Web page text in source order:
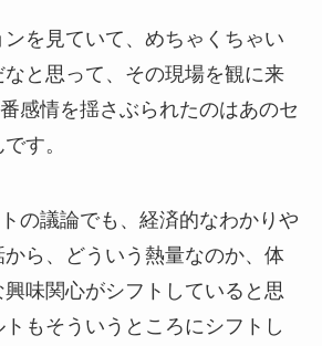
ンを見ていて、めちゃくちゃい
と思って、その現場を観に来
感情を揺さぶられたのはあのセ
す。
の議論でも、経済的なわかりや
ら、どういう熱量なのか、体
味関心がシフトしていると思
もそういうところにシフトし